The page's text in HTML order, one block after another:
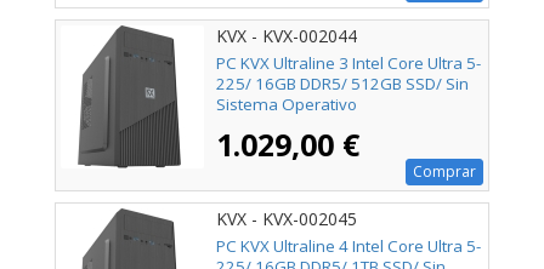
KVX - KVX-002044
PC KVX Ultraline 3 Intel Core Ultra 5-
225/ 16GB DDR5/ 512GB SSD/ Sin
Sistema Operativo
1.029,00 €
Comprar
KVX - KVX-002045
PC KVX Ultraline 4 Intel Core Ultra 5-